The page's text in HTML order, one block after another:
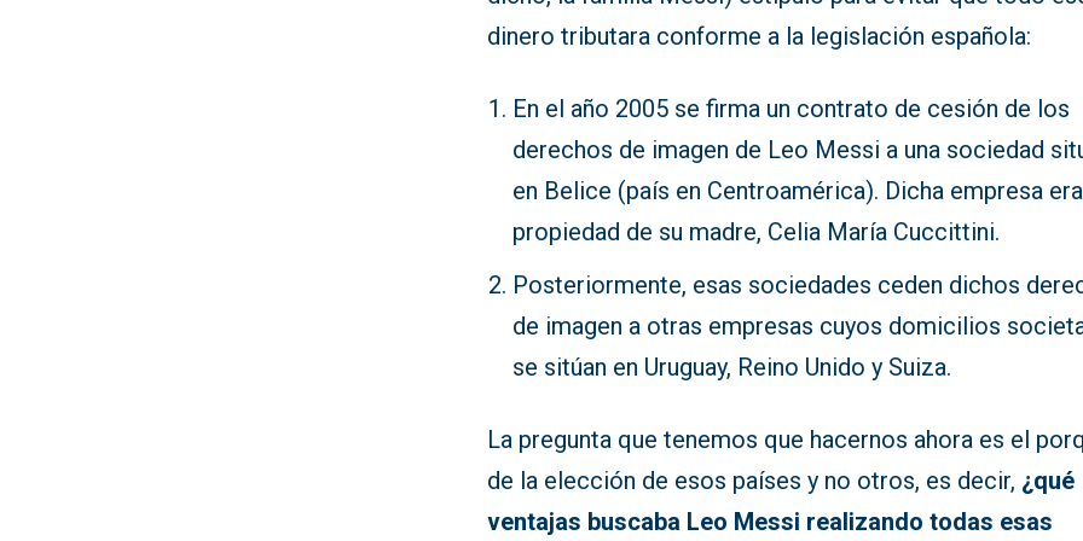
dinero tributara conforme a la legislación española:
En el año 2005 se firma un contrato de cesión de los
derechos de imagen de Leo Messi a una sociedad
en Belice (país en Centroamérica). Dicha empresa era
propiedad de su madre, Celia María Cuccittini.
Posteriormente, esas sociedades ceden dichos
de imagen a otras empresas cuyos domicilios
se sitúan en Uruguay, Reino Unido y Suiza.
La pregunta que tenemos que hacernos ahora es el
de la elección de esos países y no otros, es decir, ¿qué
ventajas buscaba Leo Messi realizando todas esas